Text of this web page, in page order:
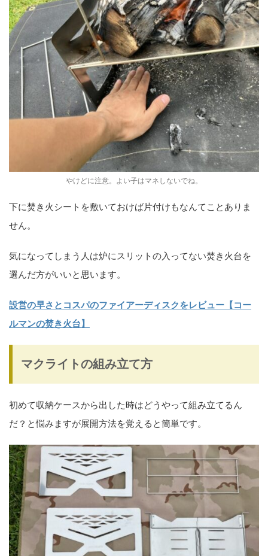
やけどに注意。よい子はマネしないでね。
下に焚き火シートを敷いておけば片付けもなんてことありま
せん。
気になってしまう人は炉にスリットの入ってない焚き火台を
選んだ方がいいと思います。
設営の早さとコスパのファイアーディスクをレビュー【コー
ルマンの焚き火台】
マクライトの組み立て方
初めて収納ケースから出した時はどうやって組み立てるん
だ？と悩みますが展開方法を覚えると簡単です。